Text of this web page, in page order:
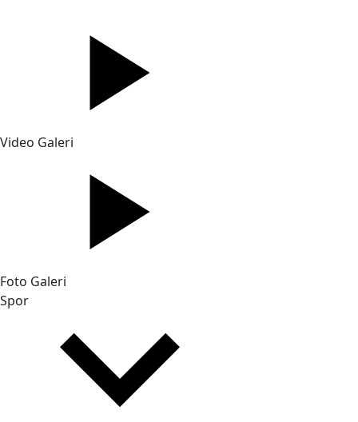
Video Galeri
Foto Galeri
Spor